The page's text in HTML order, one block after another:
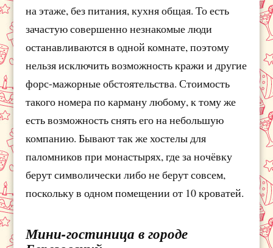
на этаже, без питания, кухня общая. То есть
зачастую совершенно незнакомые люди
останавливаются в одной комнате, поэтому
нельзя исключить возможность кражи и другие
форс-мажорные обстоятельства. Стоимость
такого номера по карману любому, к тому же
есть возможность снять его на небольшую
компанию. Бывают так же хостелы для
паломников при монастырях, где за ночёвку
берут символически либо не берут совсем,
поскольку в одном помещении от 10 кроватей.
Мини-гостиница в городе